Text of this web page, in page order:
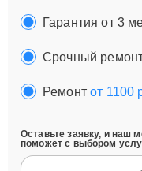
Гарантия от 3
Срочный
Ремонтот 1100
Оставьте заявку, и наш
поможет с выбором